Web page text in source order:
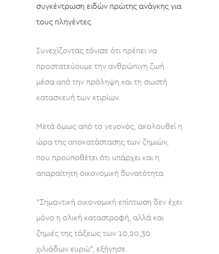
συγκέντρωση ειδών πρώτης ανάγκης για
τους πληγέντες.
Συνεχίζοντας τόνισε ότι πρέπει να
προστατεύουμε την ανθρώπινη ζωή
μέσα από την πρόληψη και τη σωστή
κατασκευή των κτιρίων.
Μετά όμως από το γεγονός, ακολουθεί η
ώρα της αποκατάστασης των ζημιών,
που προϋποθέτει ότι υπάρχει και η
απαραίτητη οικονομική δυνατότητα.
“Σημαντική οικονομική επίπτωση δεν έχει
μόνο η ολική καταστροφή, αλλά και
ζημιές της τάξεως των 10,20,30
χιλιάδων ευρώ”, εξήγησε.